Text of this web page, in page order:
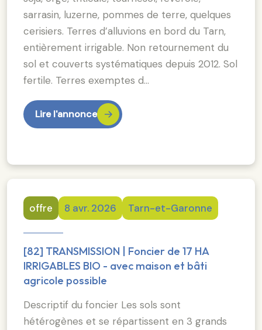
sarrasin, luzerne, pommes de terre, quelques
cerisiers. Terres d’alluvions en bord du Tarn,
entièrement irrigable. Non retournement du
sol et couverts systématiques depuis 2012. Sol
fertile. Terres exemptes d…
Lire l'annonce
offre 8 avr. 2026 Tarn-et-Garonne
[82] TRANSMISSION | Foncier de 17 HA
IRRIGABLES BIO - avec maison et bâti
agricole possible
Descriptif du foncier Les sols sont
hétérogènes et se répartissent en 3 grands